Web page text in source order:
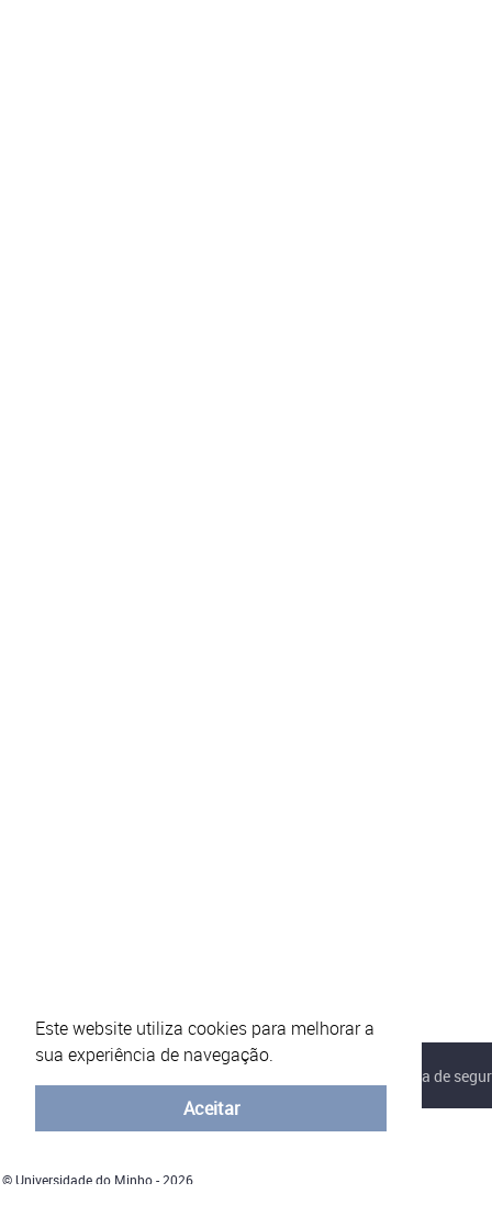
Este website utiliza cookies para melhorar a
sua experiência de navegação.
Aceitar
Política de
© Universidade do Minho - 2026